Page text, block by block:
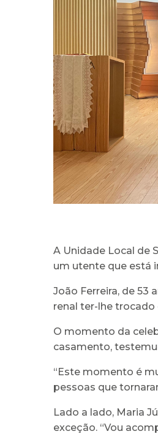
A Unidade Local de
um utente que está
João Ferreira, de 53
renal ter-lhe trocado
O momento da
casamento,
“Este momento é
pessoas que
Lado a lado, Maria
exceção. “Vou